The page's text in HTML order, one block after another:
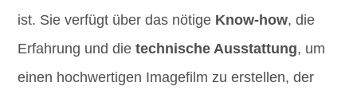
ist. Sie verfügt über das nötige Know-how, die
Erfahrung und dietechnische Ausstattung, um
einen hochwertigen Imagefilm zu erstellen, der